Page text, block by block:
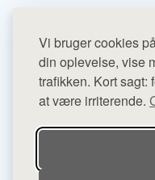
Vi bruger cookies
din oplevelse, vise
trafikken. Kort sagt:
at være irriterende.